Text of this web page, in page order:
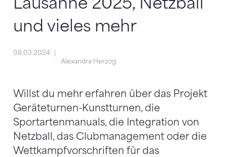
und vieles mehr
08.03.2024
Alexandra Herzog
Willst du mehr erfahren über das Projekt
Geräteturnen-Kunstturnen, die
Sportartenmanuals, die Integration von
Netzball, das Clubmanagement oder die
Wettkampfvorschriften für das